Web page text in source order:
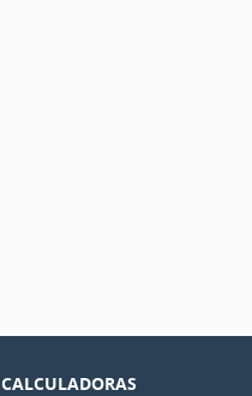
CALCULADORAS